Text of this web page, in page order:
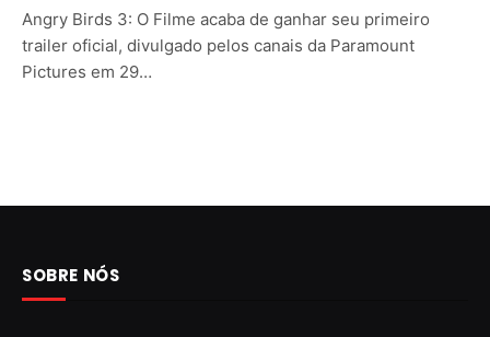
Angry Birds 3: O Filme acaba de ganhar seu primeiro
trailer oficial, divulgado pelos canais da Paramount
Pictures em 29…
SOBRE NÓS